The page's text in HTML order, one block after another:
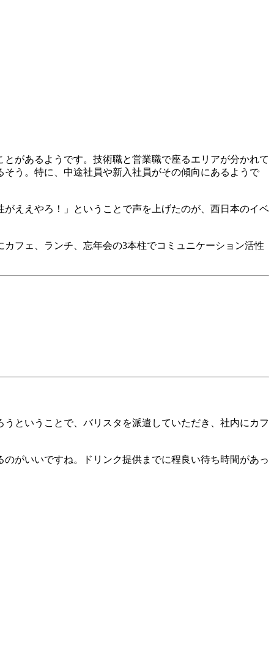
があるようです。技術職と営業職で座るエリアが分かれて
う。特に、中途社員や新入社員がその傾向にあるようで
ええやろ！」ということで声を上げたのが、西日本のイベ
フェ、ランチ、忘年会の3本柱でコミュニケーション活性
ということで、バリスタを派遣していただき、社内にカフ
がいいですね。ドリンク提供までに程良い待ち時間があっ